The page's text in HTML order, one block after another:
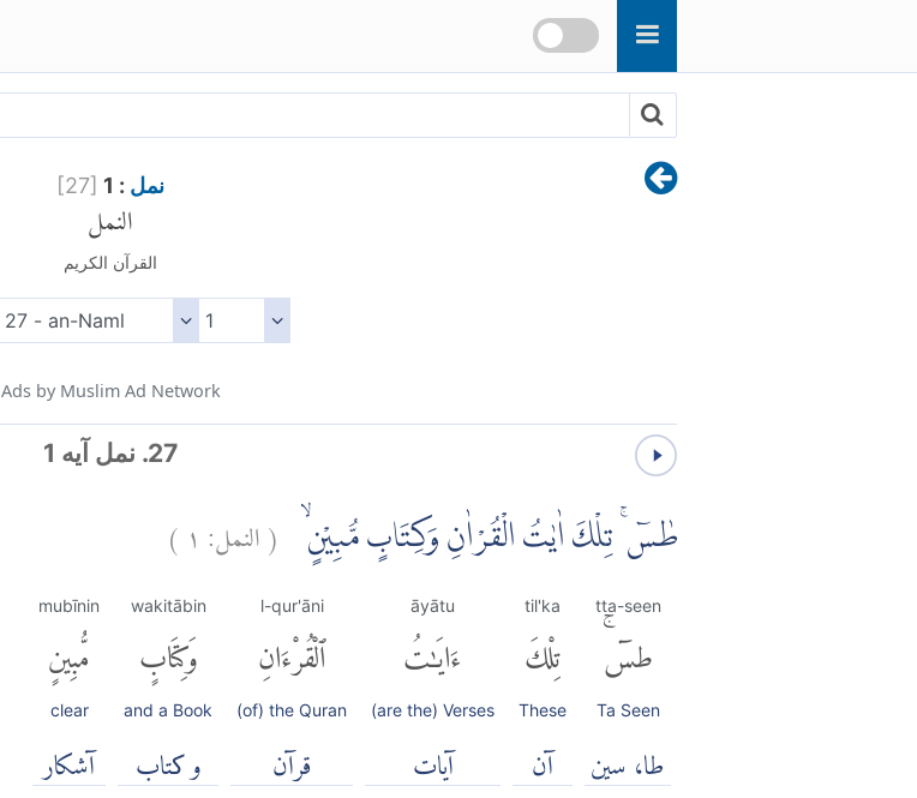
[27] نمل : 1
النمل
القرآن الكريم
Ads by Muslim Ad Network
27. نمل آیه 1
طٰسۤ ۚ تِلْكَ اٰيٰتُ الْقُرْاٰنِ وَكِتَابٍ مُّبِيْنٍ ۙ (النمل: ١ )
tta-seen
طسٓۚ
Ta Seen
طا، سین
til'ka
تِلْكَ
These
آن
āyātu
ءَايَٰتُ
(are the) Verses
آیات
l-qur'āni
ٱلْقُرْءَانِ
(of) the Quran
قرآن
wakitābin
وَكِتَابٍ
and a Book
و کتاب
mubīnin
مُّبِينٍ
clear
آشكار